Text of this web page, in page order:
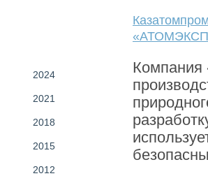
2024
2021
2018
2015
2012
Компания